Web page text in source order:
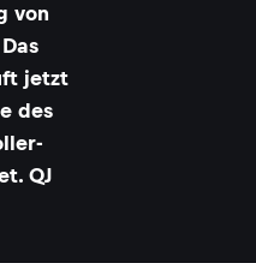
von
jetzt
des
QJ